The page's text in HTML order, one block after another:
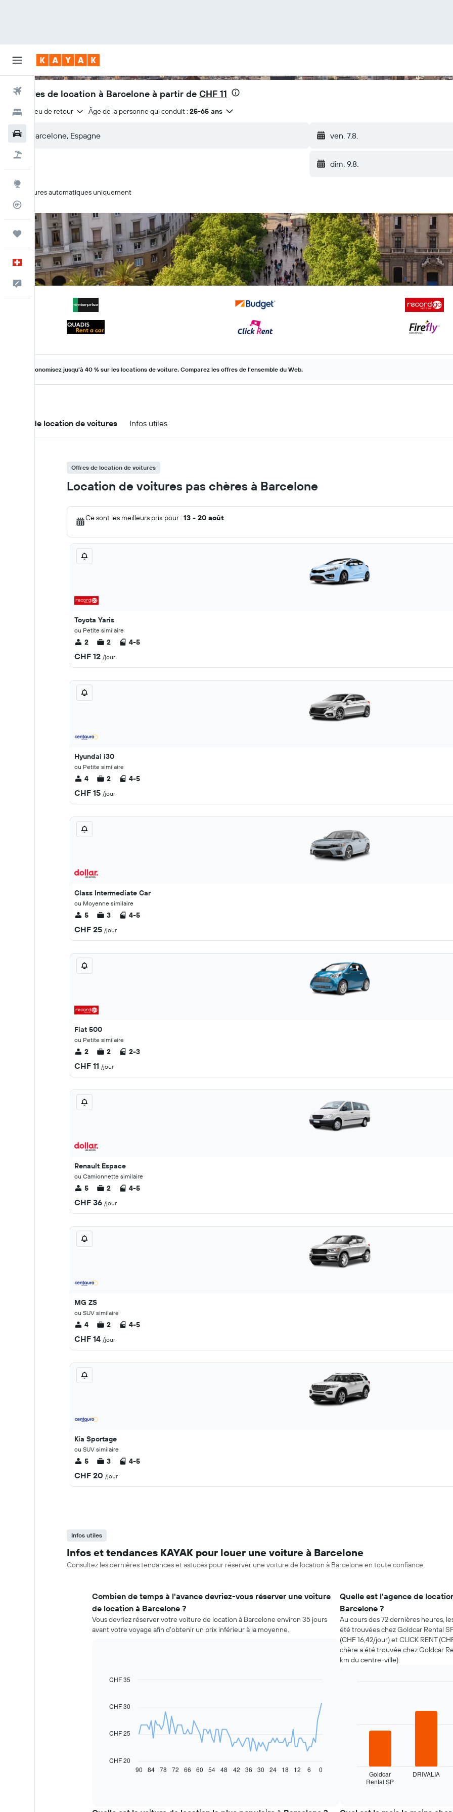
Vols
Hôtels
Voitures
Trips
Français
Commentaires
Voitures de location à Barcelone à partir de CHF 11
Même lieu de retour Âge de la personne qui conduit : 25-65 ans
ven. 7.8.
dim. 9.8.
Voitures automatiques uniquement
Économisez jusqu'à 40 % sur les locations de voiture. Comparez les offres de l'ensemble du Web.
Offres de location de voitures Infos utiles
Offres de location de voitures
Location de voitures pas chères à Barcelone
Ce sont les meilleurs prix pour : 13 - 20 août.
Toyota Yaris
ou Petite similaire
2 2 4-5
CHF 12 /jour
Hyundai i30
ou Petite similaire
4 2 4-5
CHF 15 /jour
Class Intermediate Car
ou Moyenne similaire
5 3 4-5
CHF 25 /jour
Fiat 500
ou Petite similaire
2 2 2-3
CHF 11 /jour
Renault Espace
ou Camionnette similaire
5 2 4-5
CHF 36 /jour
MG ZS
ou SUV similaire
4 2 4-5
CHF 14 /jour
Kia Sportage
ou SUV similaire
5 3 4-5
CHF 20 /jour
Infos utiles
Infos et tendances KAYAK pour louer une voiture à Barcelone
Consultez les dernières tendances et astuces pour réserver une voiture de location à Barcelone en toute confiance.
Combien de temps à l'avance devriez-vous réserver une voiture
de location à Barcelone ?
Vous devriez réserver votre voiture de location à Barcelone environ 35 jours
avant votre voyage afin d'obtenir un prix inférieur à la moyenne.
Line
91
data
ci-
Chart
CHF 20
CHF 25
CHF 30
CHF 35
90 60 30 0
84 78 72 66 54 48 42 36 24 18 12 6
Quelle est l'agence de
Barcelone ?
Au cours des 72 dernières heures,
été trouvées chez Goldcar Rental
(CHF 16,42/jour) et CLICK RENT
chère a été trouvée chez Goldcar
km du centre-ville).
dessous
indique
Goldcar
Rental SP
DRIVALIA